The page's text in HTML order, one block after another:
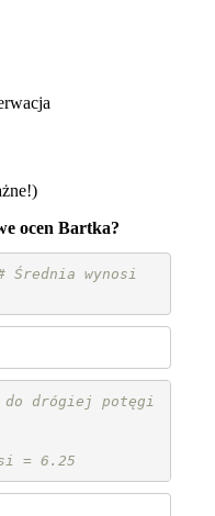
ocen Bartka?
Średnia wynosi
do drógiej potęgi
= 6.25